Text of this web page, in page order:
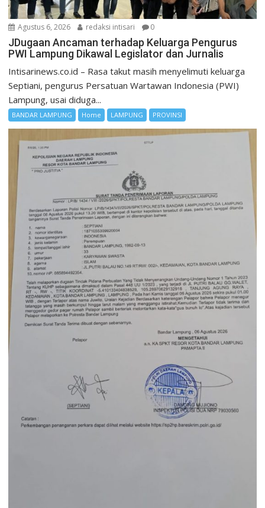
Agustus 6, 2026 redaksi intisari 0
JDugaan Ancaman terhadap Keluarga Pengurus
PWI Lampung Dikawal Legislator dan Jurnalis
Intisarinews.co.id – Rasa takut masih menyelimuti keluarga
Septiani, pengurus Persatuan Wartawan Indonesia (PWI)
Lampung, usai diduga...
BANDAR LAMPUNG Home LAMPUNG PROVINSI